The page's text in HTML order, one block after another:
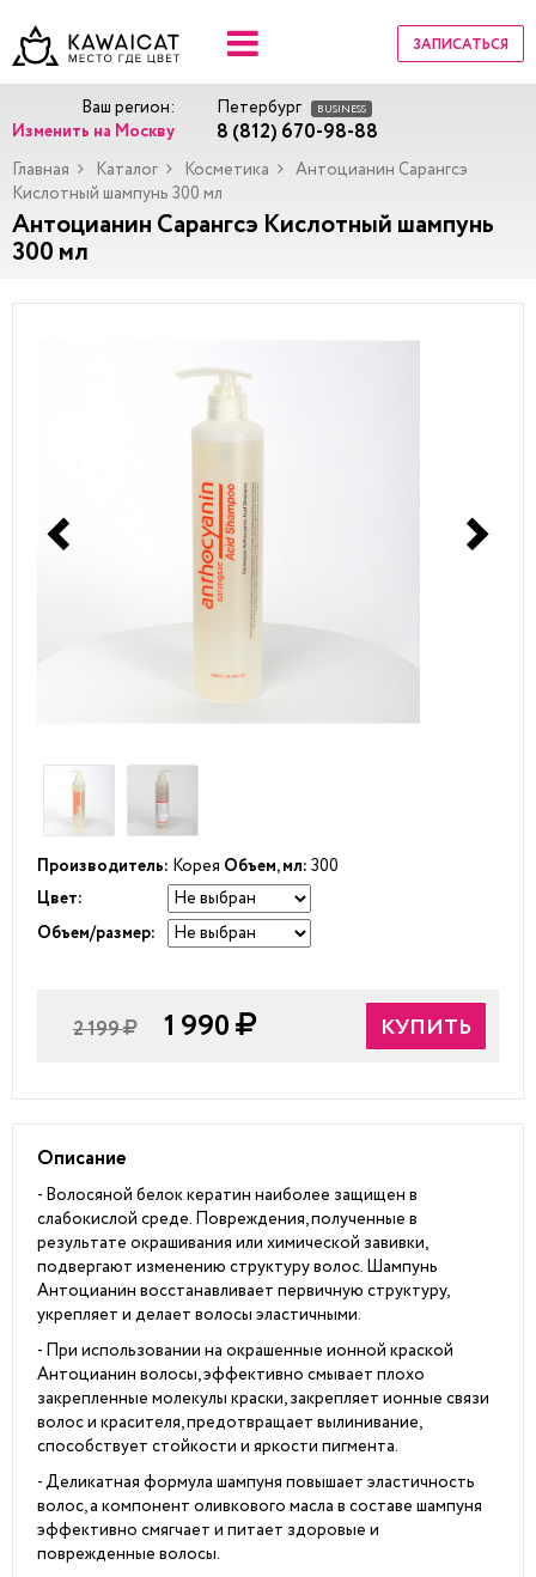
ЗАПИСАТЬСЯ
Ваш регион:
Изменить на Москву
Петербург BUSINESS
8 (812) 670-98-88
Главная Каталог Косметика
Антоцианин Сарангсэ
Кислотный шампунь 300 мл
Антоцианин Сарангсэ Кислотный шампунь
300 мл
Производитель: Корея Объем, мл: 300
Цвет:
Объем/размер:
2 199 1 990 КУПИТЬ
Описание
- Волосяной белок кератин наиболее защищен в
слабокислой среде. Повреждения, полученные в
результате окрашивания или химической завивки,
подвергают изменению структуру волос. Шампунь
Антоцианин восстанавливает первичную структуру,
укрепляет и делает волосы эластичными.
- При использовании на окрашенные ионной краской
Антоцианин волосы, эффективно смывает плохо
закрепленные молекулы краски, закрепляет ионные связи
волос и красителя, предотвращает вылинивание,
способствует стойкости и яркости пигмента.
- Деликатная формула шампуня повышает эластичность
волос, а компонент оливкового масла в составе шампуня
эффективно смягчает и питает здоровые и
поврежденные волосы.